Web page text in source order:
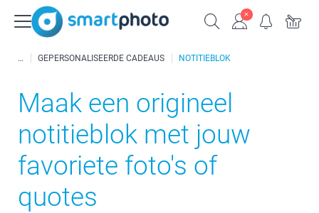
GEPERSONALISEERDE CADEAUS NOTITIEBLOK
Maak een origineel
notitieblok met jouw
favoriete foto's of
quotes